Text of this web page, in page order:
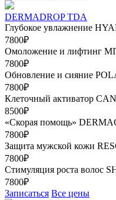
DERMADROP TDA
Глубокое увлажнение
7800₽
Омоложение и лифтинг
7800₽
Обновление и сияние
7800₽
Клеточный активатор
8500₽
«Скорая помощь»
7800₽
Защита мужской кожи
7800₽
Стимуляция роста волос
7800₽
Записаться Все цены